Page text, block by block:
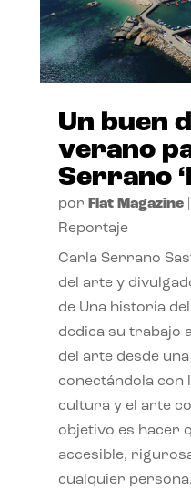
Un buen
verano
Serrano
por Flat Magazine|
Reportaje
Carla Serrano
del arte y
de Una historia
dedica su trabajo
del arte desde
conectándola con
cultura y el arte
objetivo es hacer
accesible,
cualquier